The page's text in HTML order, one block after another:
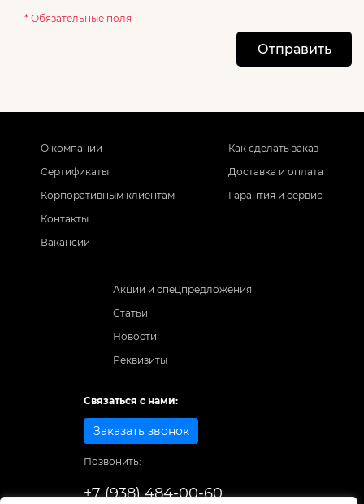
* Обязательные поля
Отправить
О компании
Сертификаты
Корпоративным клиентам
Контакты
Вакансии
Как сделать заказ
Доставка и оплата
Гарантия и сервис
Акции и спецпредложения
Статьи
Новости
Реквизиты
Связаться с нами:
Заказать звонок
Позвонить:
+7 (938) 484-00-60